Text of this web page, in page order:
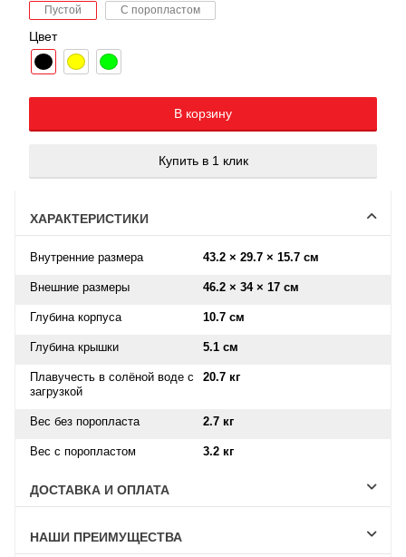
Пустой С поропластом
Цвет
В корзину
Купить в 1 клик
ХАРАКТЕРИСТИКИ
Внутренние размера 43.2 × 29.7 × 15.7 см
Внешние размеры 46.2 × 34 × 17 см
Глубина корпуса 10.7 см
Глубина крышки 5.1 см
Плавучесть в солёной воде с
загрузкой
20.7 кг
Вес без поропласта 2.7 кг
Вес с поропластом 3.2 кг
ДОСТАВКА И ОПЛАТА
НАШИ ПРЕИМУЩЕСТВА